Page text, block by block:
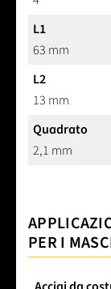
L1
63 mm
L2
13 mm
Quadrato
2,1 mm
PER I